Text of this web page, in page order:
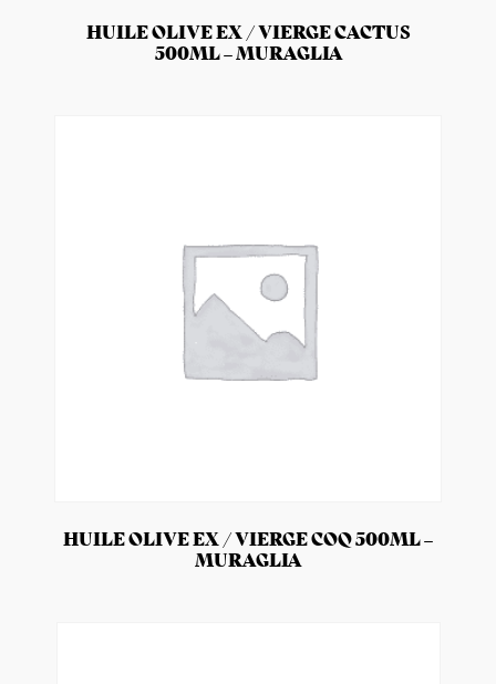
HUILE OLIVE EX / VIERGE CACTUS
500ML – MURAGLIA
HUILE OLIVE EX / VIERGE COQ 500ML –
MURAGLIA